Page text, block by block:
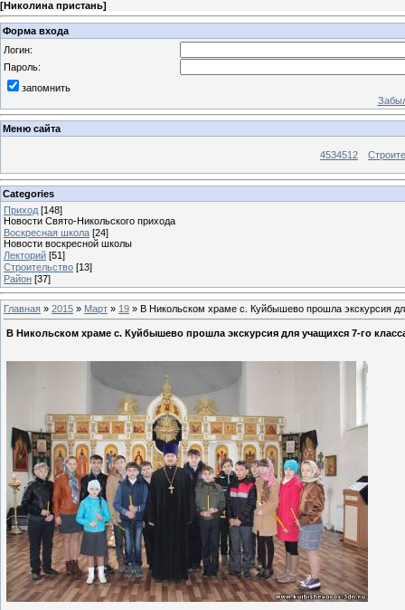
[Николина пристань]
Форма входа
Логин:
Пароль:
запомнить
Меню сайта
4534512
Categories
Приход [148]
Новости Свято-Никольского прихода
Воскресная школа [24]
Новости воскресной школы
Лекторий [51]
Строительство [13]
Район [37]
Главная » 2015 » Март » 19 » В Никольском храме с. Куйбышево прошла экскурсия
В Никольском храме с. Куйбышево прошла экскурсия для учащихся 7-го